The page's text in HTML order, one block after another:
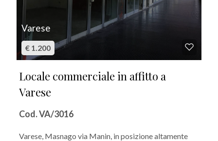
Varese
€ 1.200
Locale commerciale in affitto a
Varese
Cod. VA/3016
Varese, Masnago via Manin, in posizione altamente